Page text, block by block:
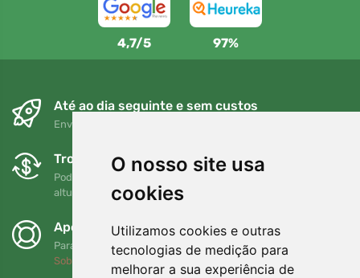
O nosso site usa
cookies
Utilizamos cookies e outras
tecnologias de medição para
melhorar a sua experiência de
4,7/5 97%
Até ao dia seguinte e sem custos
Envio gratuito para encomendas superiores a 80 EUR
Trocas e devoluções gratuitas
Pode devolver ou trocar a sua encomenda em qualquer
altura no prazo de 90 dias
Apoiamos a Trees.org
Para cada encomenda plantamos uma árvore! Leia mais
Sobre nós